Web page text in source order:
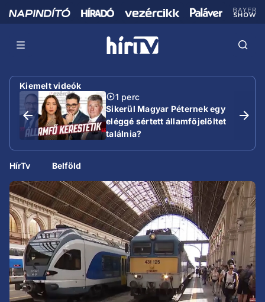
Kiemelt videók
1 perc
Sikerül Magyar Péternek egy
eléggé sértett államfőjelöltet
találnia?
HírTv Belföld